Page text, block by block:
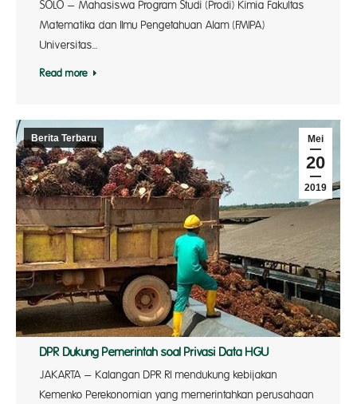
SOLO – Mahasiswa Program Studi (Prodi) Kimia Fakultas
Matematika dan Ilmu Pengetahuan Alam (FMIPA)
Universitas…
Read more
Mei
20
2019
Berita Terbaru
DPR Dukung Pemerintah soal Privasi Data HGU
JAKARTA – Kalangan DPR RI mendukung kebijakan
Kemenko Perekonomian yang memerintahkan perusahaan